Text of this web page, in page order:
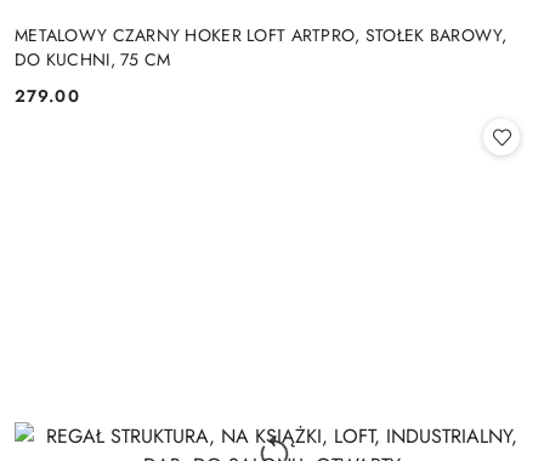
METALOWY CZARNY HOKER LOFT ARTPRO, STOŁEK BAROWY,
DO KUCHNI, 75 CM
Cena:
279.00